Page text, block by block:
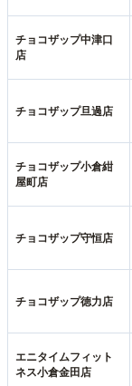
チョコザップ中津口
店
チョコザップ旦過店
チョコザップ小倉紺
屋町店
チョコザップ守恒店
チョコザップ徳力店
エニタイムフィット
ネス小倉金田店